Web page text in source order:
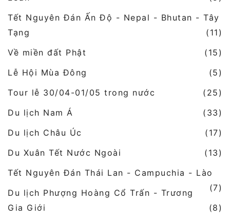
Tết Nguyên Đán Ấn Độ - Nepal - Bhutan - Tây
Tạng
(11)
Về miền đất Phật
(15)
Lễ Hội Mùa Đông
(5)
Tour lễ 30/04-01/05 trong nước
(25)
Du lịch Nam Á
(33)
Du lịch Châu Úc
(17)
Du Xuân Tết Nước Ngoài
(13)
Tết Nguyên Đán Thái Lan - Campuchia - Lào
(7)
Du lịch Phượng Hoàng Cổ Trấn - Trương
Gia Giới
(8)